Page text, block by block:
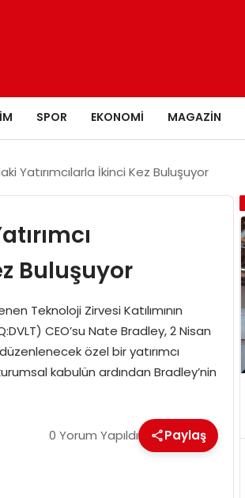
SPOR EKONOMI MAGAZIN
Yatırımcılarla İkinci Kez Buluşuyor
Buluşuyor
Teknoloji Zirvesi Katılımının
CEO’su Nate Bradley, 2 Nisan
özel bir yatırımcı
kabulün ardından Bradley’nin
0 Yorum Yapıldı Paylaş